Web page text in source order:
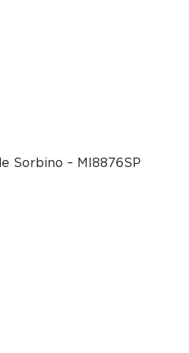
Sorbino – MI8876SP